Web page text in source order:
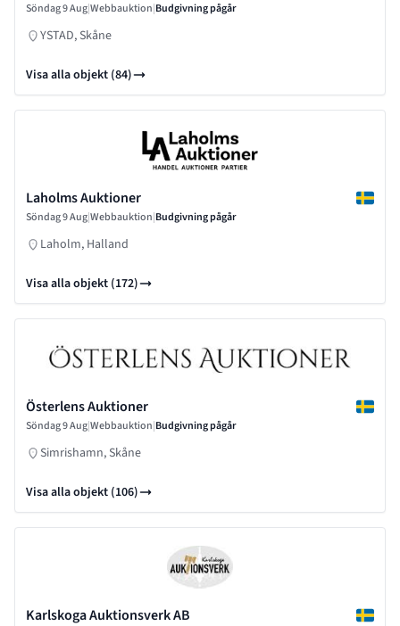
Söndag 9 Aug|Webbauktion|Budgivning pågår
YSTAD, Skåne
Visa alla objekt (84)
Laholms Auktioner
Söndag 9 Aug|Webbauktion|Budgivning pågår
Laholm, Halland
Visa alla objekt (172)
Österlens Auktioner
Söndag 9 Aug|Webbauktion|Budgivning pågår
Simrishamn, Skåne
Visa alla objekt (106)
Karlskoga Auktionsverk AB